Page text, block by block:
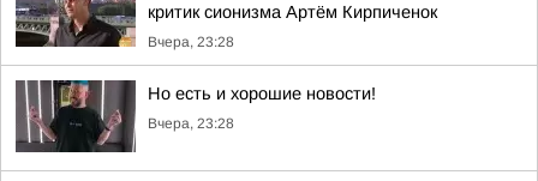
критик сионизма Артём Кирпиченок
Вчера, 23:28
Но есть и хорошие новости!
Вчера, 23:28